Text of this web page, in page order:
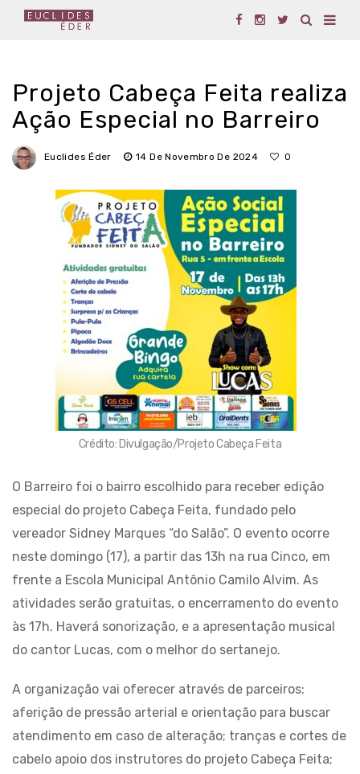
Projeto Cabeça Feita realiza
Ação Especial no Barreiro
Euclides Éder 14 De Novembro De 2024 0
Crédito: Divulgação/Projeto Cabeça Feita
O Barreiro foi o bairro escolhido para receber edição
especial do projeto Cabeça Feita, fundado pelo
vereador Sidney Marques “do Salão”. O evento ocorre
neste domingo (17), a partir das 13h na rua Cinco, em
frente a Escola Municipal Antônio Camilo Alvim. As
atividades serão gratuitas, o encerramento do evento
às 17h. Haverá sonorização, e a apresentação musical
do cantor Lucas, com o melhor do sertanejo.
A organização vai oferecer através de parceiros:
aferição de pressão arterial e orientação para buscar
atendimento em caso de alteração; tranças e cortes de
cabelo apoio dos instrutores do projeto Cabeça Feita;